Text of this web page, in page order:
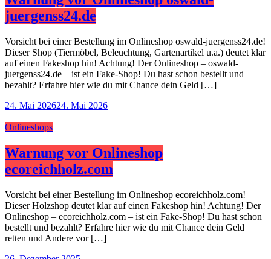
juergenss24.de
Vorsicht bei einer Bestellung im Onlineshop oswald-juergenss24.de!
Dieser Shop (Tiermöbel, Beleuchtung, Gartenartikel u.a.) deutet klar
auf einen Fakeshop hin! Achtung! Der Onlineshop – oswald-
juergenss24.de – ist ein Fake-Shop! Du hast schon bestellt und
bezahlt? Erfahre hier wie du mit Chance dein Geld […]
24. Mai 202624. Mai 2026
Onlineshops
Warnung vor Onlineshop
ecoreichholz.com
Vorsicht bei einer Bestellung im Onlineshop ecoreichholz.com!
Dieser Holzshop deutet klar auf einen Fakeshop hin! Achtung! Der
Onlineshop – ecoreichholz.com – ist ein Fake-Shop! Du hast schon
bestellt und bezahlt? Erfahre hier wie du mit Chance dein Geld
retten und Andere vor […]